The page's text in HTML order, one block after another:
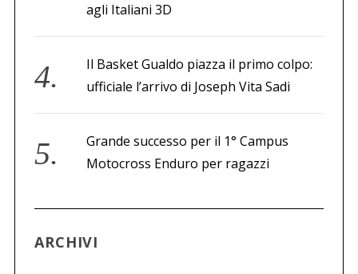
agli Italiani 3D
Il Basket Gualdo piazza il primo colpo:
ufficiale l’arrivo di Joseph Vita Sadi
Grande successo per il 1° Campus
Motocross Enduro per ragazzi
ARCHIVI